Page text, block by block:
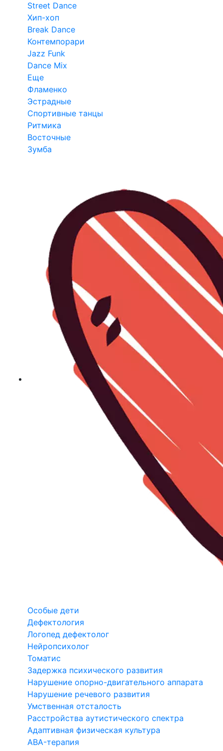
Street Dance
Хип-хоп
Break Dance
Контемпорари
Jazz Funk
Dance Mix
Еще
Фламенко
Эстрадные
Спортивные танцы
Ритмика
Восточные
Зумба
Особые дети
Дефектология
Логопед дефектолог
Нейропсихолог
Томатис
Задержка психического развития
Нарушение опорно-двигательного аппарата
Нарушение речевого развития
Умственная отсталость
Расстройства аутистического спектра
Адаптивная физическая культура
ABA-терапия